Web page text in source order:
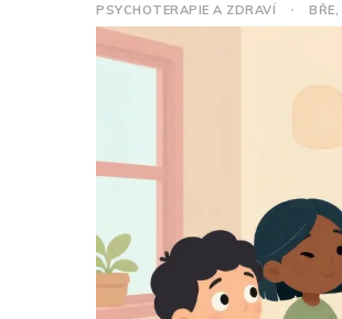
PSYCHOTERAPIE A ZDRAVÍ